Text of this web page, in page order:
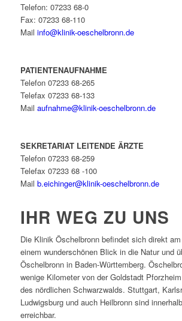
Telefon: 07233 68-0
Fax: 07233 68-110
Mail info@klinik-oeschelbronn.de
PATIENTENAUFNAHME
Telefon 07233 68-265
Telefax 07233 68-133
Mail aufnahme@klinik-oeschelbronn.de
SEKRETARIAT LEITENDE ÄRZTE
Telefon 07233 68-259
Telefax 07233 68 -100
Mail b.eichinger@klinik-oeschelbronn.de
IHR WEG ZU UNS
Die Klinik Öschelbronn befindet sich direkt
einem wunderschönen Blick in die Natur und
Öschelbronn in Baden-Württemberg.
wenige Kilometer von der Goldstadt
des nördlichen Schwarzwalds. Stuttgart,
Ludwigsburg und auch Heilbronn sind
erreichbar.